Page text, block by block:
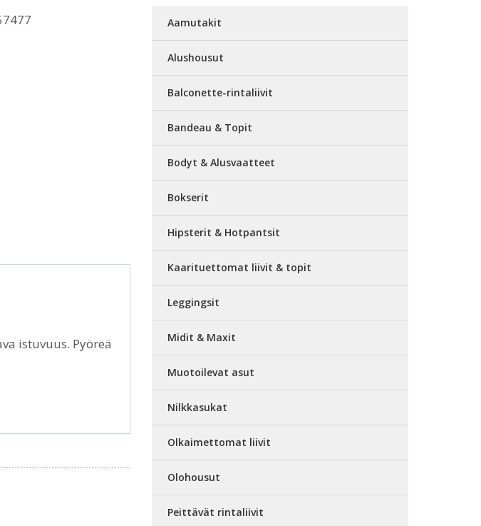
istuvuus. Pyöreä
Aamutakit
Alushousut
Balconette-rintaliivit
Bandeau & Topit
Bodyt & Alusvaatteet
Bokserit
Hipsterit & Hotpantsit
Kaarituettomat liivit & topit
Leggingsit
Midit & Maxit
Muotoilevat asut
Nilkkasukat
Olkaimettomat liivit
Olohousut
Peittävät rintaliivit